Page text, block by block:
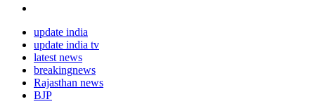
update india
update india tv
latest news
breakingnews
Rajasthan news
BJP